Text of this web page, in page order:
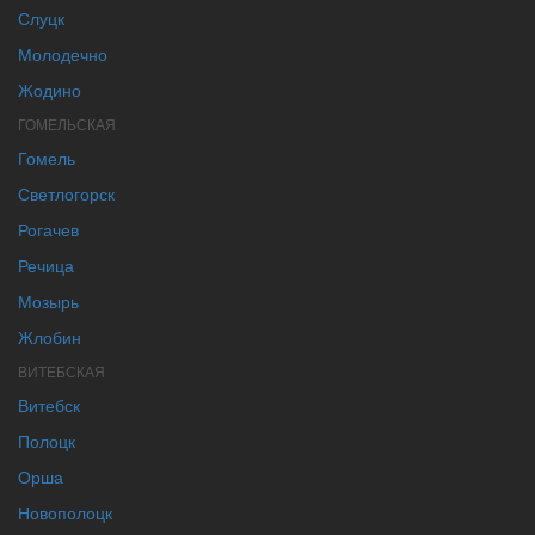
Слуцк
Молодечно
Жодино
ГОМЕЛЬСКАЯ
Гомель
Светлогорск
Рогачев
Речица
Мозырь
Жлобин
ВИТЕБСКАЯ
Витебск
Полоцк
Орша
Новополоцк